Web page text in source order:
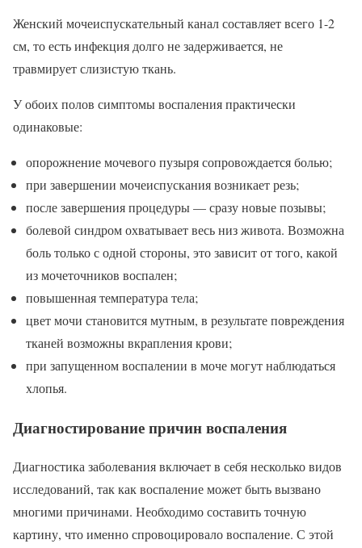
Женский мочеиспускательный канал составляет всего 1-2
см, то есть инфекция долго не задерживается, не
травмирует слизистую ткань.
У обоих полов симптомы воспаления практически
одинаковые:
опорожнение мочевого пузыря сопровождается болью;
при завершении мочеиспускания возникает резь;
после завершения процедуры — сразу новые позывы;
болевой синдром охватывает весь низ живота. Возможна
боль только с одной стороны, это зависит от того, какой
из мочеточников воспален;
повышенная температура тела;
цвет мочи становится мутным, в результате повреждения
тканей возможны вкрапления крови;
при запущенном воспалении в моче могут наблюдаться
хлопья.
Диагностирование причин воспаления
Диагностика заболевания включает в себя несколько видов
исследований, так как воспаление может быть вызвано
многими причинами. Необходимо составить точную
картину, что именно спровоцировало воспаление. С этой